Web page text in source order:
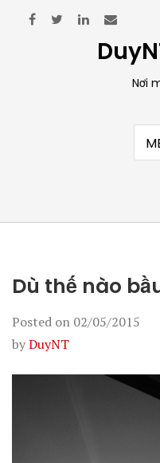
Nơi
Dù thế nào
Posted on 02/05/2015
byDuyNT